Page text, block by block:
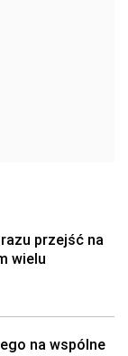
przejść na
wielu
na wspólne